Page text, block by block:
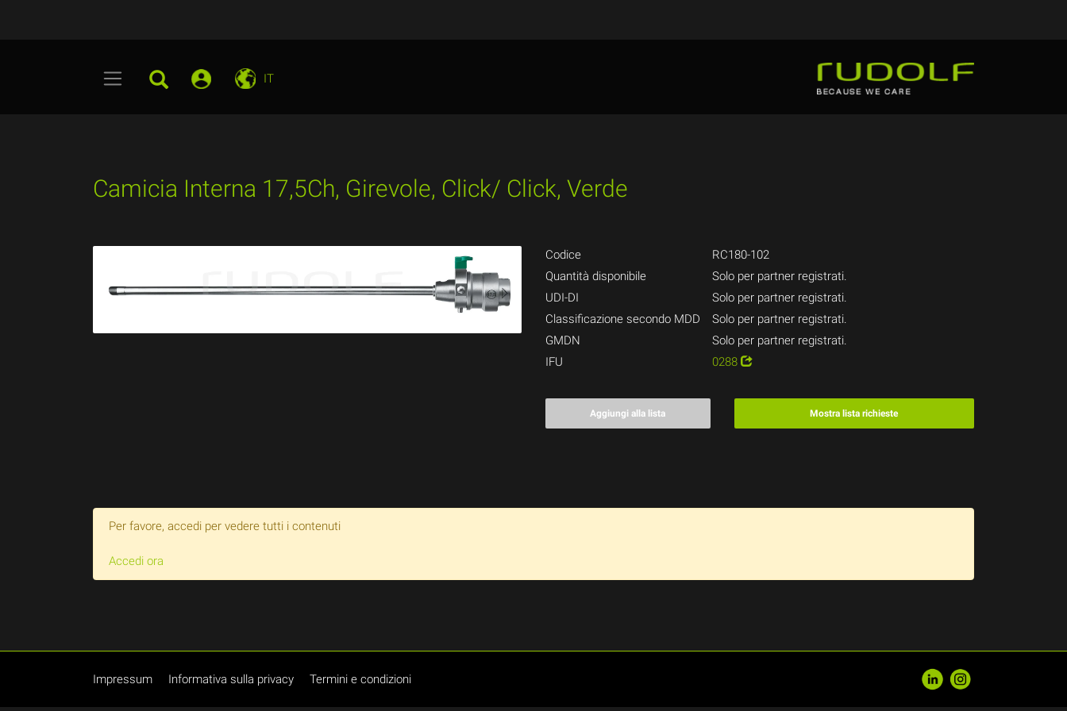
IT
Camicia Interna 17,5Ch, Girevole, Click/ Click, Verde
Codice
RC180-102
Quantità disponibile
Solo per partner registrati.
UDI-DI
Solo per partner registrati.
Classificazione secondo MDD
Solo per partner registrati.
GMDN
Solo per partner registrati.
IFU
0288
Aggiungi alla lista Mostra lista richieste
Per favore, accedi per vedere tutti i contenuti
Accedi ora
Impressum Informativa sulla privacy Termini e condizioni